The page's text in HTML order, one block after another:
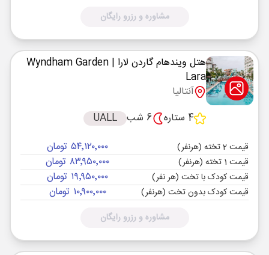
مشاوره و رزرو رایگان
هتل ویندهام گاردن لارا
| Wyndham Garden
Lara
آنتالیا
4 ستاره
6 شب UALL
قیمت 2 تخته (هرنفر) ۵۴٬۱۲۰٬۰۰۰ تومان
قیمت 1 تخته (هرنفر) ۸۳٬۹۵۰٬۰۰۰ تومان
قیمت کودک با تخت (هر نفر) ۱۹٬۹۵۰٬۰۰۰ تومان
قیمت کودک بدون تخت (هرنفر) ۱۰٬۹۰۰٬۰۰۰ تومان
مشاوره و رزرو رایگان